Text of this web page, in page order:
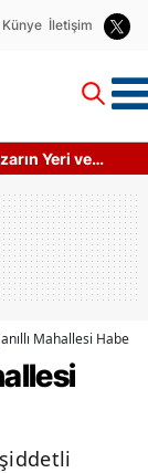
Künye İletişim
Yeri ve
Mahallesi
şiddetli